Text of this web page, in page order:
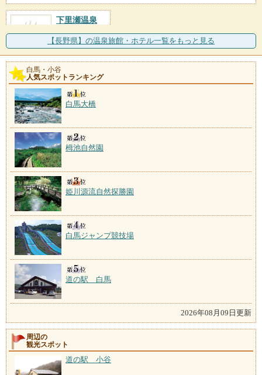
下里瀬温泉
【長野県】の温泉旅館・ホテル一覧をもっと見る
白馬・小谷
人気スポットランキング
白馬大橋
栂池自然園
姫川源流自然探勝園
白馬ジャンプ競技場
道の駅 白馬
2026年08月09日更新
周辺の
観光スポット
道の駅 小谷